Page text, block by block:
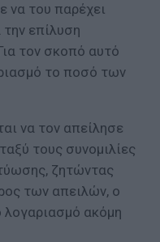
να του παρέχει
επίλυση
τον σκοπό αυτό
το ποσό των
να τον απείλησε
τους συνομιλίες
ζητώντας
των απειλών, ο
λογαριασμό ακόμη